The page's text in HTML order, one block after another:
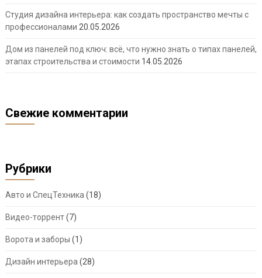
Студия дизайна интерьера: как создать пространство мечты с
профессионалами 20.05.2026
Дом из панелей под ключ: всё, что нужно знать о типах панелей,
этапах строительства и стоимости 14.05.2026
Свежие комментарии
Рубрики
Авто и СпецТехника (18)
Видео-торрент(7)
Ворота и заборы (1)
Дизайн интерьера (28)